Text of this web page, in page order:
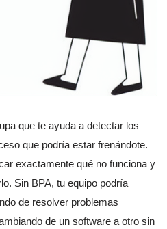
que te ayuda a detectar los
que podría estar frenándote.
exactamente qué no funciona y
Sin BPA, tu equipo podría
de resolver problemas
de un software a otro sin